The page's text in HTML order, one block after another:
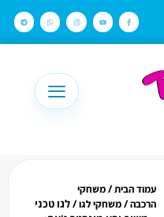
עמוד הבית/משחקי
הרכבה/משחקי לגו/ לגו טכני